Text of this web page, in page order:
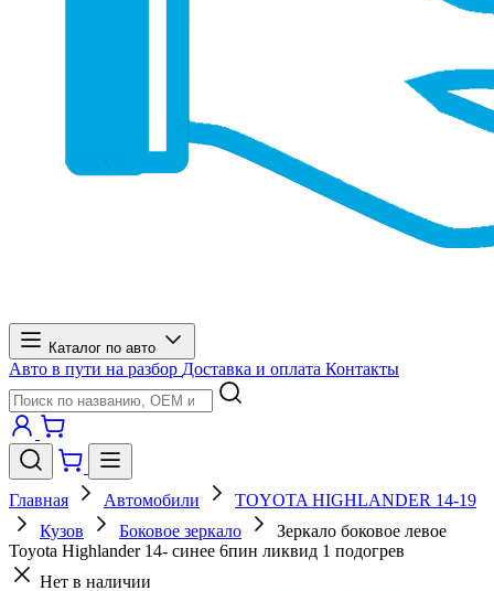
Каталог по авто
Авто в пути на разбор Доставка и оплата Контакты
Главная Автомобили
TOYOTA HIGHLANDER 14-19
Кузов
Боковое зеркало
Зеркало боковое левое
Toyota Highlander 14- синее 6пин ликвид 1 подогрев
Нет в наличии